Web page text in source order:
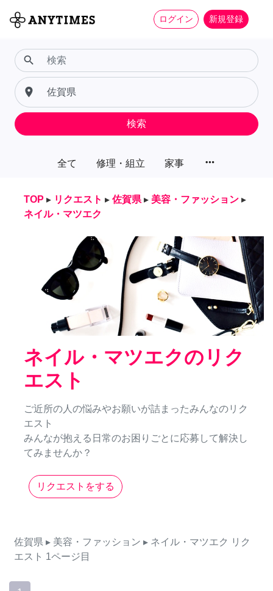
ログイン 新規登録
全て 修理・組立 家事 more_horiz
search
place
検索
TOP ▸ リクエスト ▸ 佐賀県 ▸ 美容・ファッション ▸
ネイル・マツエク
ネイル・マツエクのリク
エスト
ご近所の人の悩みやお願いが詰まったみんなのリク
エスト
みんなが抱える日常のお困りごとに応募して解決し
てみませんか？
リクエストをする
佐賀県 ▸ 美容・ファッション ▸ ネイル・マツエク リク
エスト 1ページ目